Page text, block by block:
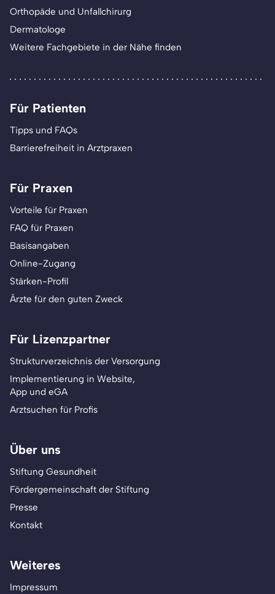
Orthopäde und Unfallchirurg
Dermatologe
Weitere Fachgebiete in der Nähe finden
Für Patienten
Tipps und FAQs
Barrierefreiheit in Arztpraxen
Für Praxen
Vorteile für Praxen
FAQ für Praxen
Basisangaben
Online-Zugang
Stärken-Profil
Ärzte für den guten Zweck
Für Lizenzpartner
Strukturverzeichnis der Versorgung
Implementierung in Website,
App und eGA
Arztsuchen für Profis
Über uns
Stiftung Gesundheit
Fördergemeinschaft der Stiftung
Presse
Kontakt
Weiteres
Impressum